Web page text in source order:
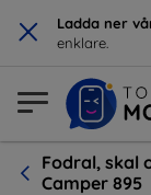
× Ladda ner
enklare.
Fodral, skal
Camper 895